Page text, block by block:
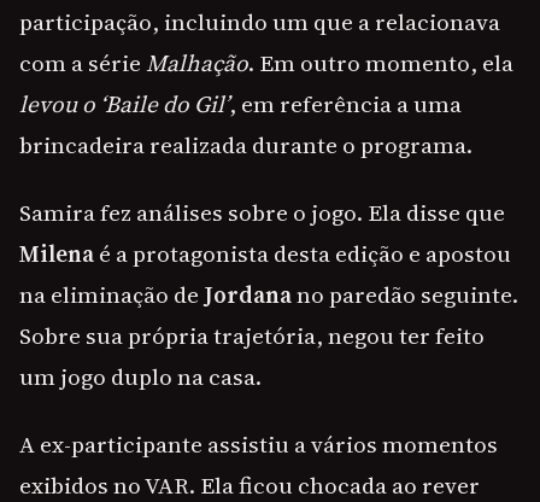
participação, incluindo um que a relacionava
com a sérieMalhação. Em outro momento, ela
levou o ‘Baile do Gil’, em referência a uma
brincadeira realizada durante o programa.
Samira fez análises sobre o jogo. Ela disse que
Milenaé a protagonista desta edição e apostou
na eliminação de Jordanano paredão seguinte.
Sobre sua própria trajetória, negou ter feito
um jogo duplo na casa.
A ex-participante assistiu a vários momentos
exibidos no VAR. Ela ficou chocada ao rever